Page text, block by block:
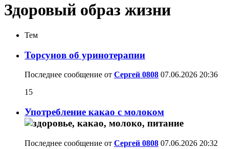
Здоровый образ жизни
Тем
Торсунов об уринотерапии
Последнее сообщение от Сергей 0808 07.06.2026 20:36
15
Употребление какао с молоком
Последнее сообщение от Сергей 0808 07.06.2026 20:32